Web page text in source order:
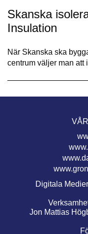
Skanska
Insulation
När Skanska ska
centrum väljer man
Digitala
Jon Mattias